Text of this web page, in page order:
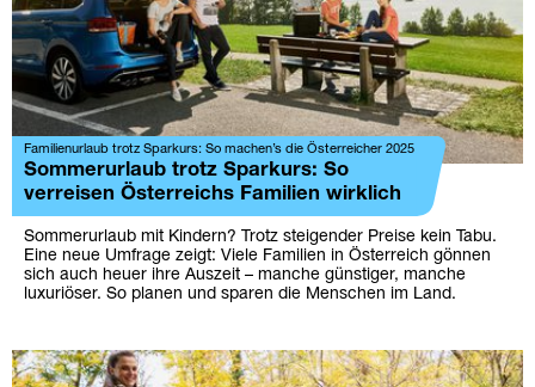
Familienurlaub trotz Sparkurs: So machen’s die Österreicher 2025
Sommerurlaub trotz Sparkurs: So
verreisen Österreichs Familien wirklich
Sommerurlaub mit Kindern? Trotz steigender Preise kein Tabu.
Eine neue Umfrage zeigt: Viele Familien in Österreich gönnen
sich auch heuer ihre Auszeit – manche günstiger, manche
luxuriöser. So planen und sparen die Menschen im Land.